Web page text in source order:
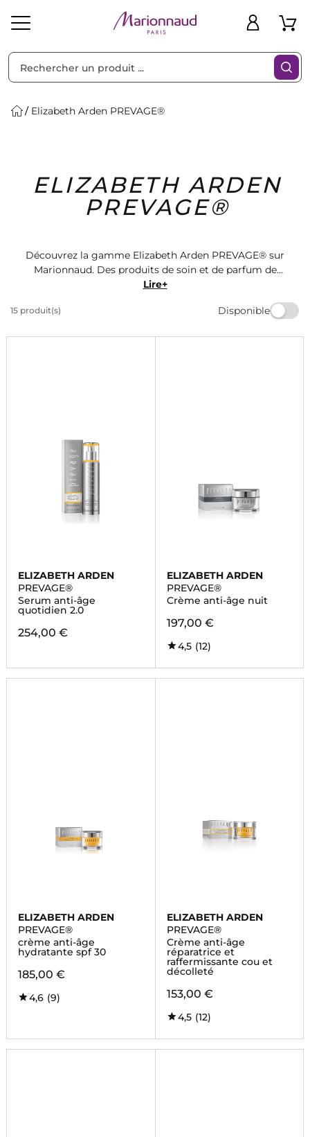
Solaire Homme Marques Idées
Cadeaux
Bons
Plans
Elizabeth Arden PREVAGE®
ELIZABETH ARDEN
PREVAGE®
Découvrez la gamme Elizabeth Arden PREVAGE® sur
Marionnaud. Des produits de soin et de parfum de
haute qualité pour sublimer votre beauté. Retrouvez
votre peau et vous sentir irrésistible. Faites-vous plaisir
Lire+
15 produit(s) Disponible
Filtres
ELIZABETH ARDEN
PREVAGE®
Serum anti-âge
quotidien 2.0
254,00 €
ELIZABETH ARDEN
PREVAGE®
Crème anti-âge nuit
197,00 €
4,5 (12)
ELIZABETH ARDEN
PREVAGE®
crème anti-âge
hydratante spf 30
185,00 €
4,6 (9)
ELIZABETH ARDEN
PREVAGE®
Crème anti-âge
réparatrice et
raffermissante cou et
décolleté
153,00 €
4,5 (12)